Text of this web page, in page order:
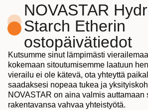
NOVASTAR
Starch Etherin
ostopäivätiedot
Kutsumme sinut lämpimästi
kokemaan sitoutumisemme laatuun
vierailu ei ole kätevä, ota yhteyttä
saadaksesi nopeaa tukea ja
NOVASTAR on aina valmis auttamaan
rakentavansa vahvaa yhteistyötä.